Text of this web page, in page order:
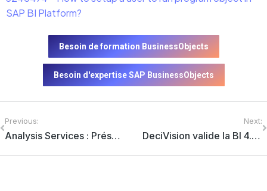
SAP BI Platform?
Besoin de formation BusinessObjects
Besoin d'expertise SAP BusinessObjects
Previous:
Analysis Services : Présentation, avantages et inconvénients de l’outil
Next:
DeciVision valide la BI 4.3 SP03 Patch 1 !